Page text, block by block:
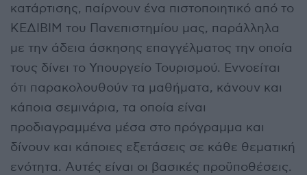
κατάρτισης, παίρνουν ένα πιστοποιητικό από το
ΚΕΔΙΒΙΜ του Πανεπιστημίου μας, παράλληλα
με την άδεια άσκησης επαγγέλματος την οποία
τους δίνει το Υπουργείο Τουρισμού. Εννοείται
ότι παρακολουθούν τα μαθήματα, κάνουν και
κάποια σεμινάρια, τα οποία είναι
προδιαγραμμένα μέσα στο πρόγραμμα και
δίνουν και κάποιες εξετάσεις σε κάθε θεματική
ενότητα. Αυτές είναι οι βασικές προϋποθέσεις.